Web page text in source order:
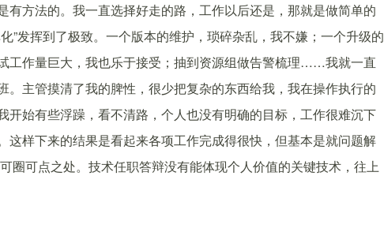
有方法的。我一直选择好走的路，工作以后还是，那就是做简单的
”发挥到了极致。一个版本的维护，琐碎杂乱，我不嫌；一个升级的
工作量巨大，我也乐于接受；抽到资源组做告警梳理……我就一直
主管摸清了我的脾性，很少把复杂的东西给我，我在操作执行的
开始有些浮躁，看不清路，个人也没有明确的目标，工作很难沉下
这样下来的结果是看起来各项工作完成得很快，但基本是就问题解
圈可点之处。技术任职答辩没有能体现个人价值的关键技术，往上